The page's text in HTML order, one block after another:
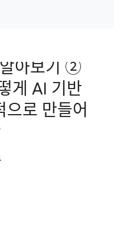
아보기 ②
게 AI 기반
로 만들어